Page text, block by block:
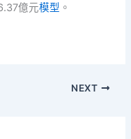
億元模型 。
NEXT